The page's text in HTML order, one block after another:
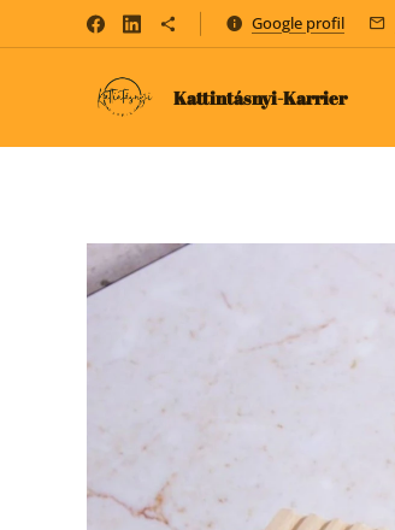
Google profil
Kattintásnyi-Karrier